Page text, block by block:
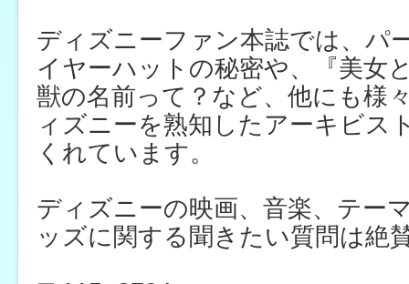
ディズニーファン本誌では、パ
イヤーハットの秘密や、『美女
獣の名前って？など、他にも様
ィズニーを熟知したアーキビス
くれています。
ディズニーの映画、音楽、テー
ッズに関する聞きたい質問は絶